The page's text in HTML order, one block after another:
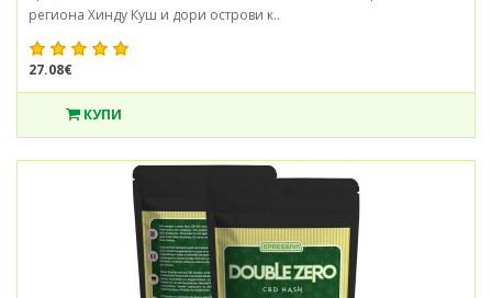
региона Хинду Куш и дори острови к..
27.08€
КУПИ